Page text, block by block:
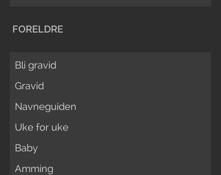
FORELDRE
Bli gravid
Gravid
Navneguiden
Uke for uke
Baby
Amming